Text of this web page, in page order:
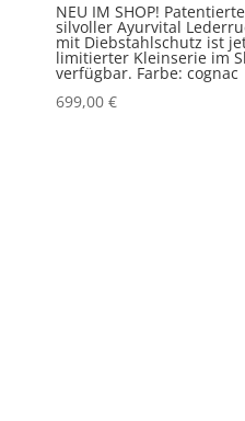
NEU IM SHOP!
silvoller Ayurvital
mit Diebstahlschutz ist
limitierter Kleinserie im
verfügbar. Farbe: cognac
699,00 €